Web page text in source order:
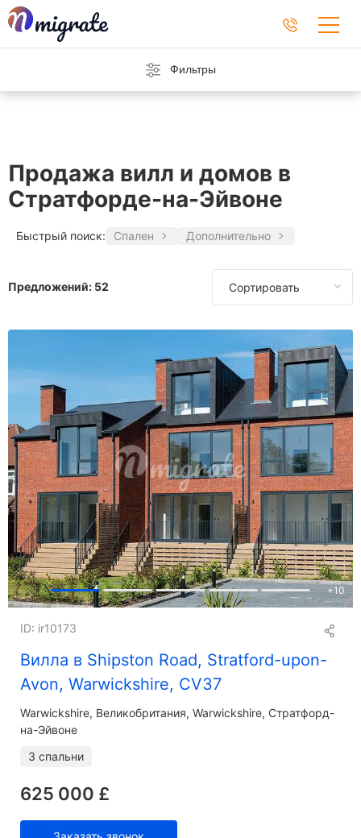
Фильтры
Продажа вилл и домов в
Стратфорде-на-Эйвоне
Быстрый поиск: Спален Дополнительно
Предложений: 52 Сортировать
+10
Вилла в Shipston Road, Stratford-upon-
Avon, Warwickshire, CV37
ID: ir10173
Warwickshire Великобритания, Warwickshire, Стратфорд-
на-Эйвоне
3 спальни
625 000 £